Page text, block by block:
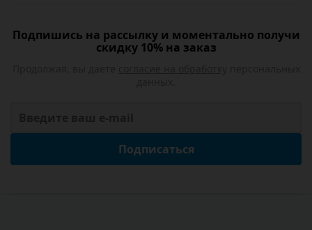
Подпишись на рассылку и моментально получи
скидку 10% на заказ
Подписаться